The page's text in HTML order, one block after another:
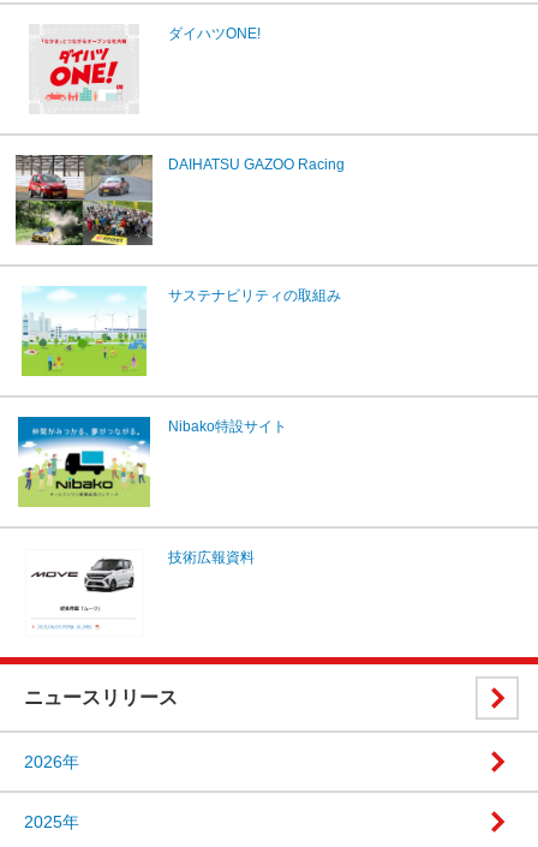
ダイハツONE!
DAIHATSU GAZOO Racing
サステナビリティの取組み
Nibako特設サイト
技術広報資料
ニュースリリース
2026年
2025年